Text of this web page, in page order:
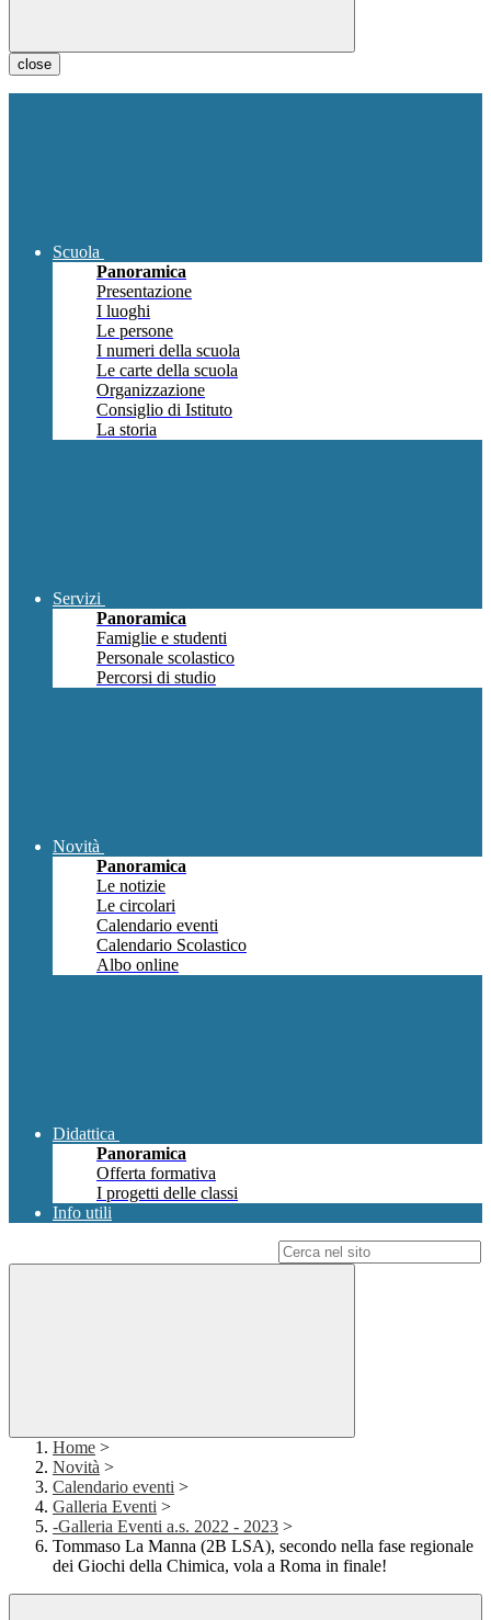
close
Scuola
Panoramica
Presentazione
I luoghi
Le persone
I numeri della scuola
Le carte della scuola
Organizzazione
Consiglio di Istituto
La storia
Servizi
Panoramica
Famiglie e studenti
Personale scolastico
Percorsi di studio
Novità
Panoramica
Le notizie
Le circolari
Calendario eventi
Calendario Scolastico
Albo online
Didattica
Panoramica
Offerta formativa
I progetti delle classi
Info utili
Home >
Novità >
Calendario eventi >
Galleria Eventi >
-Galleria Eventi a.s. 2022 - 2023 >
Tommaso La Manna (2B LSA), secondo nella fase regionale
dei Giochi della Chimica, vola a Roma in finale!